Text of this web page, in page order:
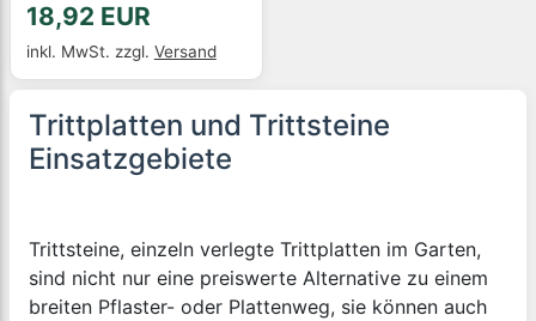
18,92 EUR
inkl. MwSt. zzgl. Versand
Trittplatten und Trittsteine
Einsatzgebiete
Trittsteine, einzeln verlegte Trittplatten im Garten,
sind nicht nur eine preiswerte Alternative zu einem
breiten Pflaster- oder Plattenweg, sie können auch